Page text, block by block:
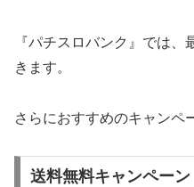
『パチスロバンク』では
きます。
さらにおすすめのキャンペ
送料無料キャンペーン